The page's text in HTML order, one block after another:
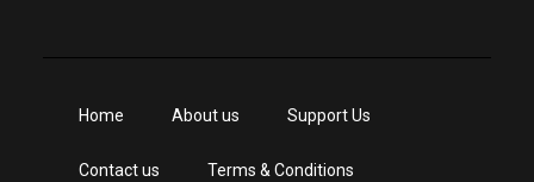
Home About us Support Us
Contact us Terms & Conditions